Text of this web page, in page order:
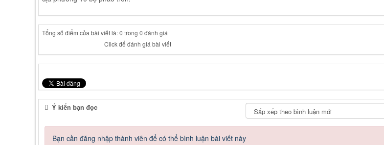
Tổng số điểm của bài viết là: 0 trong 0 đánh giá
Click để đánh giá bài viết
Ý kiến bạn đọc
Bạn cần đăng nhập thành viên để có thể bình luận bài viết này